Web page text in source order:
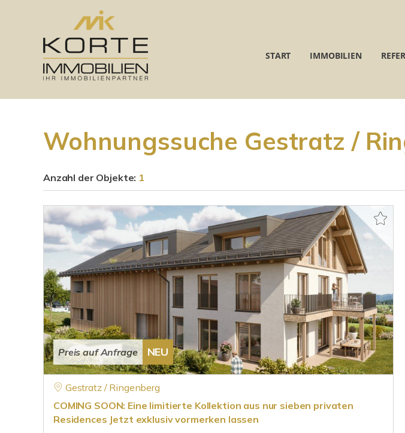
START IMMOBILIEN
Wohnungssuche Gestratz /
Anzahl der Objekte: 1
Preis auf Anfrage NEU
Gestratz / Ringenberg
COMING SOON: Eine limitierte Kollektion aus nur sieben privaten
Residences Jetzt exklusiv vormerken lassen